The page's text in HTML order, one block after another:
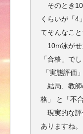
そのとき
くらいが「4
てそんなこと
10m泳がせ
「合格」でし
「実態評価
結局、教師
格」 と「不
現実的な評
ありますね。